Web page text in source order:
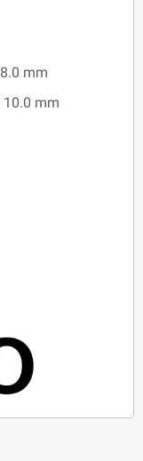
8.0 mm
10.0 mm